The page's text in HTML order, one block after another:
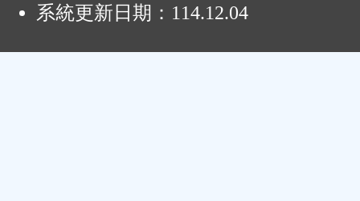
系統更新日期： 114.12.04